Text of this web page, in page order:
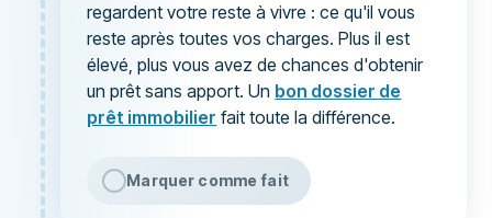
regardent votre reste à vivre : ce qu'il vous
reste après toutes vos charges. Plus il est
élevé, plus vous avez de chances d'obtenir
un prêt sans apport. Un bon dossier de
prêt immobilier fait toute la différence.
Marquer comme fait